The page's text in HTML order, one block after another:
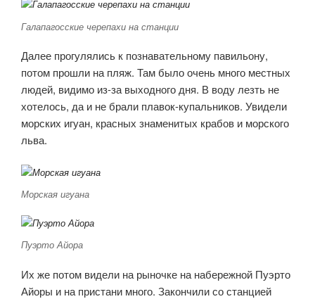
Галапагосские черепахи на станции
Далее прогулялись к познавательному павильону,
потом прошли на пляж. Там было очень много местных
людей, видимо из-за выходного дня. В воду лезть не
хотелось, да и не брали плавок-купальников. Увидели
морских игуан, красных знаменитых крабов и морского
льва.
Морская игуана
Пуэрто Айора
Их же потом видели на рыночке на набережной Пуэрто
Айоры и на пристани много. Закончили со станцией